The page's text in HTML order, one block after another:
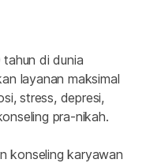
di dunia
layanan maksimal
stress, depresi,
pra-nikah.
konseling karyawan